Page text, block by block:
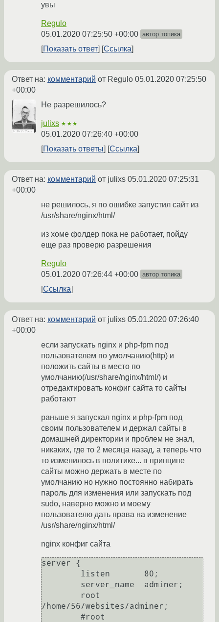
увы
Regulo
05.01.2020 07:25:50 +00:00 автор топика
Показать ответ Ссылка
Ответ на: комментарий от Regulo 05.01.2020 07:25:50
+00:00
Не разрешилось?
julixs ★★★
05.01.2020 07:26:40 +00:00
Показать ответы
Ссылка
Ответ на: комментарий от julixs 05.01.2020 07:25:31
+00:00
не решилось, я по ошибке запустил сайт из
/usr/share/nginx/html/
из хоме фолдер пока не работает, пойду
еще раз проверю разрешения
Regulo
05.01.2020 07:26:44 +00:00 автор топика
Ссылка
Ответ на: комментарий от julixs 05.01.2020 07:26:40
+00:00
если запускать nginx и php-fpm под
пользователем по умолчанию(http) и
положить сайты в место по
умолчанию(/usr/share/nginx/html/) и
отредактировать конфиг сайта то сайты
работают
раньше я запускал nginx и php-fpm под
своим пользователем и держал сайты в
домашней директории и проблем не знал,
никаких, где то 2 месяца назад, а теперь что
то изменилось в политике... в принципе
сайты можно держать в месте по
умолчанию но нужно постоянно набирать
пароль для изменения или запускать под
sudo, наверно можно и моему
пользователю дать права на изменение
/usr/share/nginx/html/
nginx конфиг сайта
server {
/home/56/websites/adminer;